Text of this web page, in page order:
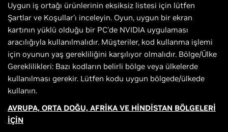
Uygun iş ortağı ürünlerinin eksiksiz listesi için lütfen
Şartlar ve Koşullar’ı inceleyin. Oyun, uygun bir ekran
kartının yüklü olduğu bir PC'de NVIDIA uygulaması
aracılığıyla kullanılmalıdır. Müşteriler, kod kullanma işlemi
için oyunun yaş gerekliliğini karşılıyor olmalıdır. Bölge/Ülke
Gereklilikleri: Bazı kodların belirli bölge veya ülkelerde
kullanılması gerekir. Lütfen kodu uygun bölgede/ülkede
kullanın.
AVRUPA, ORTA DOĞU, AFRİKA VE HİNDİSTAN BÖLGELERİ
İÇİN